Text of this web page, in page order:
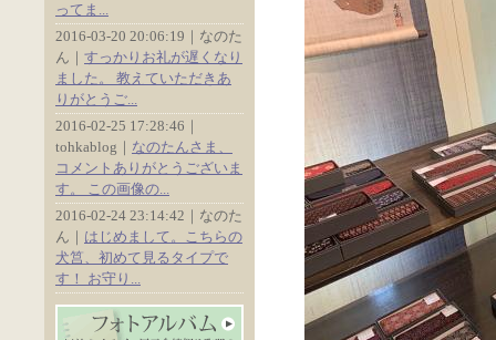
ってま...
2016-03-20 20:06:19｜なのた
ん｜ すっかりお礼が遅くなり
ました。 教えていただきあ
りがとうご...
2016-02-25 17:28:46｜
tohkablog｜ なのたんさま、
コメントありがとうございま
す。 この画像の...
2016-02-24 23:14:42｜なのた
ん｜ はじめまして。こちらの
犬筥、初めて見るタイプで
す！ お守り...